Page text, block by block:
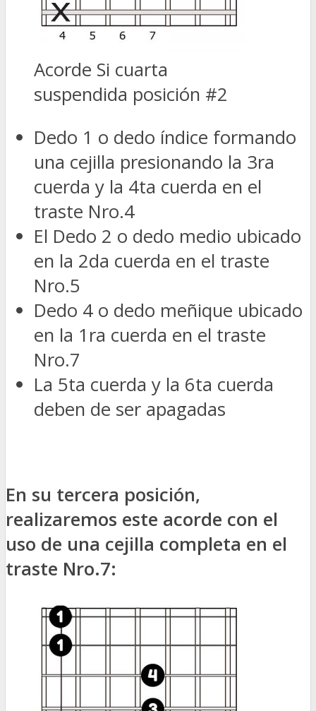
Acorde Si cuarta
suspendida posición #2
Dedo 1 o dedo índice formando
una cejilla presionando la 3ra
cuerda y la 4ta cuerda en el
traste Nro.4
El Dedo 2 o dedo medio ubicado
en la 2da cuerda en el traste
Nro.5
Dedo 4 o dedo meñique ubicado
en la 1ra cuerda en el traste
Nro.7
La 5ta cuerda y la 6ta cuerda
deben de ser apagadas
En su tercera posición,
realizaremos este acorde con el
uso de una cejilla completa en el
traste Nro.7: